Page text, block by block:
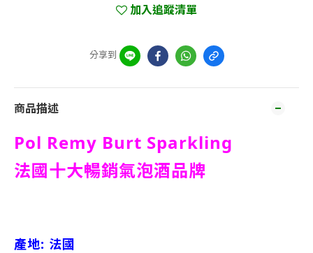
加入追蹤清單
分享到
商品描述
Pol Remy Burt Sparkling
法國十大暢銷氣泡酒品牌
產地: 法國